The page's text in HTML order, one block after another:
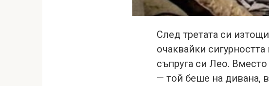
След третата си
очаквайки
съпруга си Лео.
— той беше на дивана,